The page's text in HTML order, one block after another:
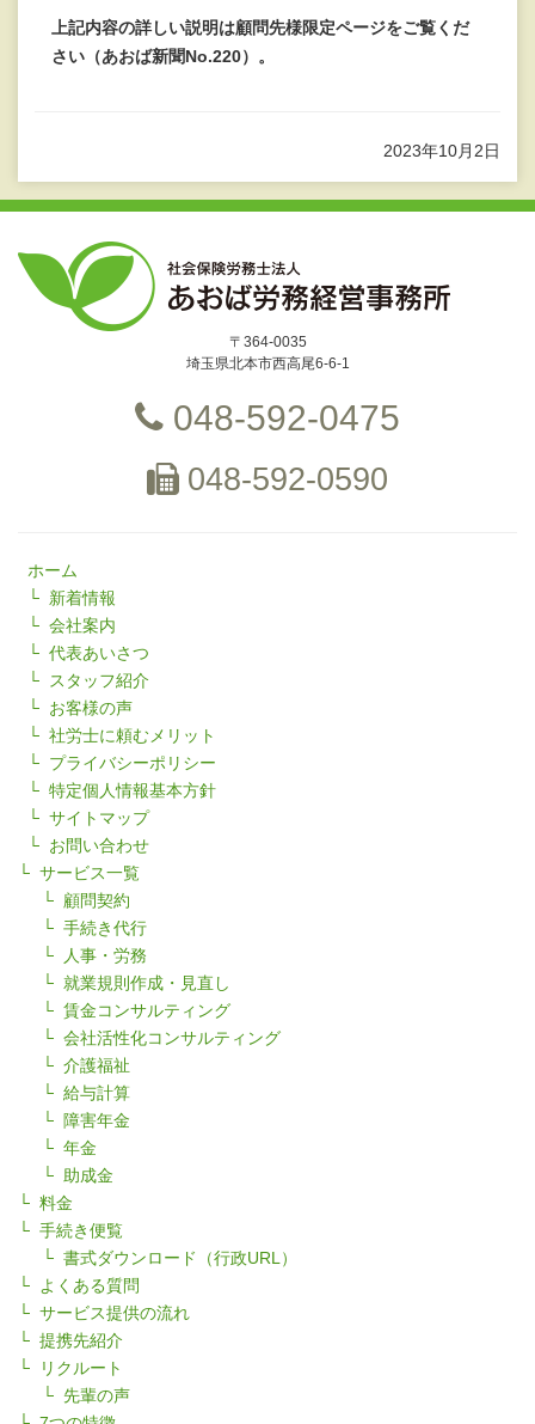
上記内容の詳しい説明は顧問先様限定ページをご覧くだ
さい（あおば新聞No.220）。
2023年10月2日
〒364-0035
埼玉県北本市西高尾6-6-1
048-592-0475
048-592-0590
ホーム
新着情報
会社案内
代表あいさつ
スタッフ紹介
お客様の声
社労士に頼むメリット
プライバシーポリシー
特定個人情報基本方針
サイトマップ
お問い合わせ
サービス一覧
顧問契約
手続き代行
人事・労務
就業規則作成・見直し
賃金コンサルティング
会社活性化コンサルティング
介護福祉
給与計算
障害年金
年金
助成金
料金
手続き便覧
書式ダウンロード（行政URL）
よくある質問
サービス提供の流れ
提携先紹介
リクルート
先輩の声